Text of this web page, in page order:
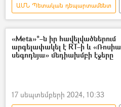
ԱՄՆ Պետական դեպարտամենտ
Ռուսաստան
Հայաստան
Ընտրություններ
«Meta»*–ն իր հավելվածներում
արգելափակել է RT–ի և «Ռոսիա
սեգոդնյա» մեդիախմբի էջերը
17 սեպտեմբերի 2024, 10:33